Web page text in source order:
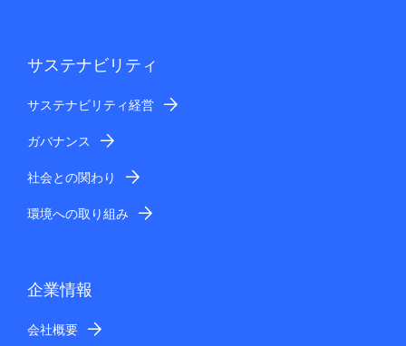
サステナビリティ
サステナビリティ経営
ガバナンス
社会との関わり
環境への取り組み
企業情報
会社概要